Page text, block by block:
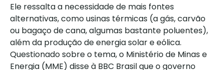
Ele ressalta a necessidade de mais fontes
alternativas, como usinas térmicas (a gás, carvão
ou bagaço de cana, algumas bastante poluentes),
além da produção de energia solar e eólica.
Questionado sobre o tema, o Ministério de Minas e
Energia (MME) disse à BBC Brasil que o governo